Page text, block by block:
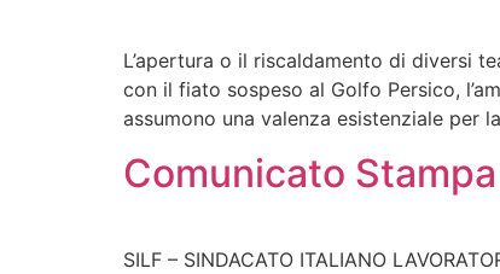
L’apertura o il riscaldamento di diversi
con il fiato sospeso al Golfo Persico,
assumono una valenza esistenziale per
Comunicato
SILF – SINDACATO ITALIANO